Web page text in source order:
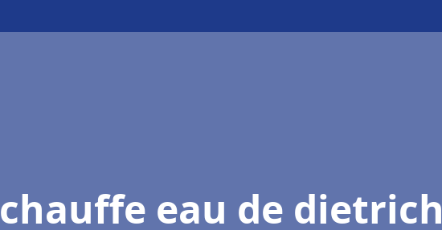
chauffe eau de dietrich